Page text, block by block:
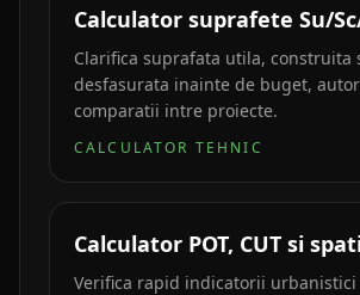
Calculator suprafete Su/
Clarifica suprafata utila, construita
desfasurata inainte de buget,
comparatii intre proiecte.
CALCULATOR TEHNIC
Calculator POT, CUT si
Verifica rapid indicatorii urbanistici